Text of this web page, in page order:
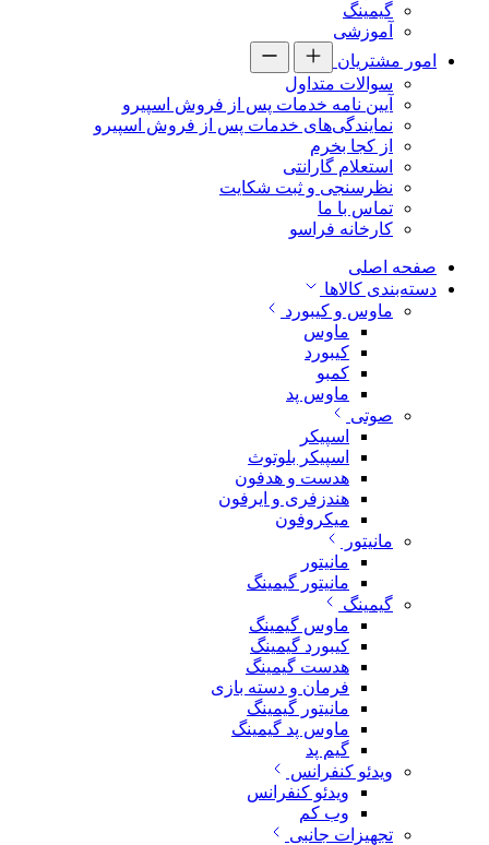
گیمینگ
آموزشی
امور مشتریان
سوالات متداول
آیین نامه خدمات پس از فروش اسپیرو
نمایندگی‌های خدمات پس از فروش اسپیرو
از کجا بخرم
استعلام گارانتی
نظرسنجی و ثبت شکایت
تماس با ما
کارخانه فراسو
صفحه اصلی
دسته‌بندی کالاها
ماوس و کیبورد
ماوس
کیبورد
کمبو
ماوس پد
صوتی
اسپیکر
اسپیکر بلوتوث
هدست و هدفون
هندزفری و ایرفون
میکروفون
مانیتور
مانیتور
مانیتور گیمینگ
گیمینگ
ماوس گیمینگ
کیبورد گیمینگ
هدست گیمینگ
فرمان و دسته بازی
مانیتور گیمینگ
ماوس پد گیمینگ
گیم پد
ویدئو کنفرانس
ویدئو کنفرانس
وب کم
تجهیزات جانبی